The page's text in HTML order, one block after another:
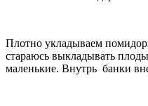
Плотно укладываем
стараюсь выкладывать
маленькие. Внутрь банки